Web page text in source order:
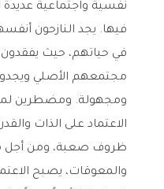
نفسية واجتماعية
فيها. يجد النازحون
في حياتهم، حيث
مجتمعهم الأصلي
ومجهولة. ومضطرين
الاعتماد على الذات
ظروف صعبة، ومن أجل
والمعوقات، يصبح